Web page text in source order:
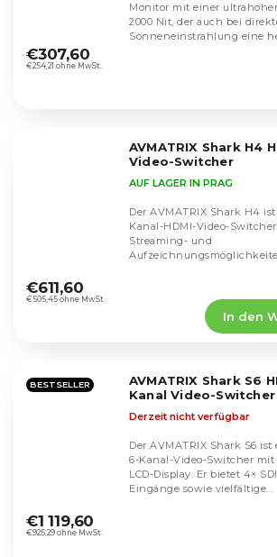
durchschnittliche
Produktbewertung
€254,21 ohne MwSt.
€307,60
Monitor mit einer
2000 Nit, der auch bei
Sonneneinstrahlung eine
AVMATRIX Shark H4
Video-Switcher
durchschnittliche
Produktbewertung
Sternen.
AUF LAGER IN PRAG
€505,45 ohne MwSt.
€611,60
In den
Der AVMATRIX Shark H4
Kanal-HDMI-Video-
Streaming- und
BESTSELLER
AVMATRIX Shark S6
Kanal Video-Switcher
durchschnittliche
Produktbewertung
Derzeit nicht verfügbar
€925,29 ohne MwSt.
€1 119,60
Der AVMATRIX Shark S6
6-Kanal-Video-Switcher
LCD-Display. Er bietet 4×
Eingänge sowie vielfältige...